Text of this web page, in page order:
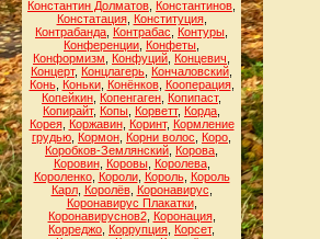
Константин Долматов Константинов
Констатация, Конституция,
Контрабанда Контрабас Контуры
Конференции Конфеты
Конформизм
Конфуций Концевич
Концерт, Концлагерь Кончаловский
Конь, Коньки, Конёнков, Кооперация,
Копейкин Копенгаген Копипаст,
Копирайт, Копы Корветт, Корда
Корея, Коржавин, Коринт, Кормление
грудью Кормон Корни волос Коро
Коробков-Землянский Корова
Коровин, Коровы, Королева,
Короленко, Короли, Король, Король
Карл, Королёв, Коронавирус
Коронавирус Плакатки,
Коронавируснов2, Коронация,
Корреджо Коррупция Корсет,